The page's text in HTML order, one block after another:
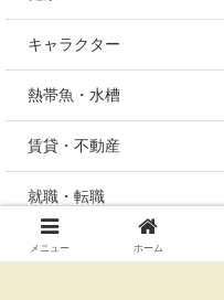
キャラクター
熱帯魚・水槽
賃貸・不動産
就職・転職
未分類
メニュー ホーム